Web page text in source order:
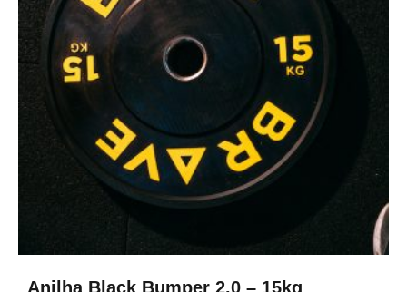
Anilha Black Bumper 2.0 – 15kg